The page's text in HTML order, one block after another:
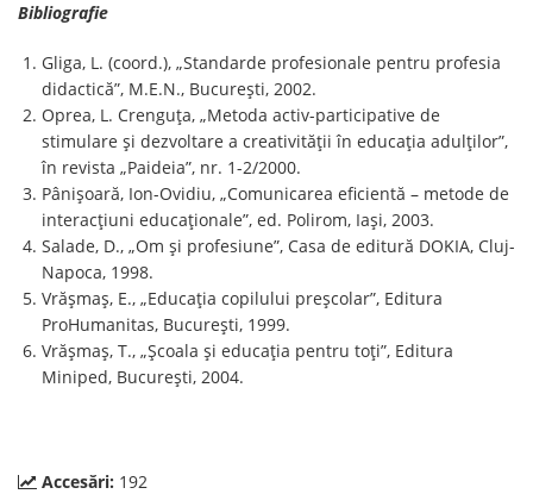
Bibliografie
Gliga, L. (coord.), „Standarde profesionale pentru profesia
didactică”, M.E.N., București, 2002.
Oprea, L. Crenguța, „Metoda activ-participative de
stimulare și dezvoltare a creativității în educația adulților”,
în revista „Paideia”, nr. 1-2/2000.
Pânișoară, Ion-Ovidiu, „Comunicarea eficientă – metode de
interacțiuni educaționale”, ed. Polirom, Iași, 2003.
Salade, D., „Om și profesiune”, Casa de editură DOKIA, Cluj-
Napoca, 1998.
Vrășmaș, E., „Educația copilului preșcolar”, Editura
ProHumanitas, București, 1999.
Vrășmaș, T., „Școala și educația pentru toți”, Editura
Miniped, București, 2004.
Accesări: 192